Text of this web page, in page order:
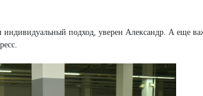
подход, уверен Александр. А еще